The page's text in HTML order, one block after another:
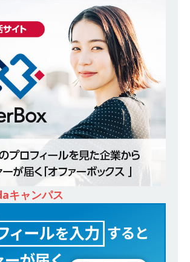
ンカンパニー 】世界トップシェアの半導体技術
を持つグローバルメーカー ｜ 年間休日129日・
土日祝完全休み ｜ 売上高1,138億円 ｜ プライム
上場 ｜ 新電元工業
体育会積極採用企業
[ 2026年5月14日 ]
【 28卒 ｜ 適性検査合否免
除・面接確約!! ｜ 1dayインターンあり 】 東京勤
務限定 ｜ 世界No.1の不動産投資市場東京で投資
住宅販売をリードする企業 ｜ 土地仕入れから物
件販売までを担う ｜ 平均年収809万 ｜ 年間休日
130日・土日祝完全休み ｜ スタンダード上場 ｜
明豊エンタープライズ
体育会積極採用企業
[ 2026年5月14日 ] 【 28卒 ｜ 適性検査合否免
ャンパス